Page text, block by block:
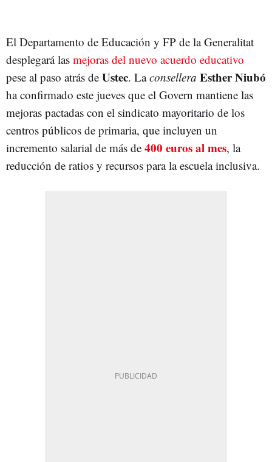
El Departamento de Educación y FP de la Generalitat
desplegará las mejoras del nuevo acuerdo educativo
pese al paso atrás de Ustec. Laconsellera Esther Niubó
ha confirmado este jueves que el Govern mantiene las
mejoras pactadas con el sindicato mayoritario de los
centros públicos de primaria, que incluyen un
incremento salarial de más de 400 euros al mes, la
reducción de ratios y recursos para la escuela inclusiva.